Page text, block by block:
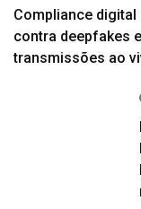
Compliance digital
contra deepfakes
transmissões ao